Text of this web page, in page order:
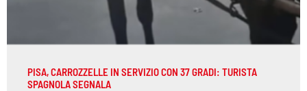
PISA, CARROZZELLE IN SERVIZIO CON 37 GRADI: TURISTA
SPAGNOLA SEGNALA